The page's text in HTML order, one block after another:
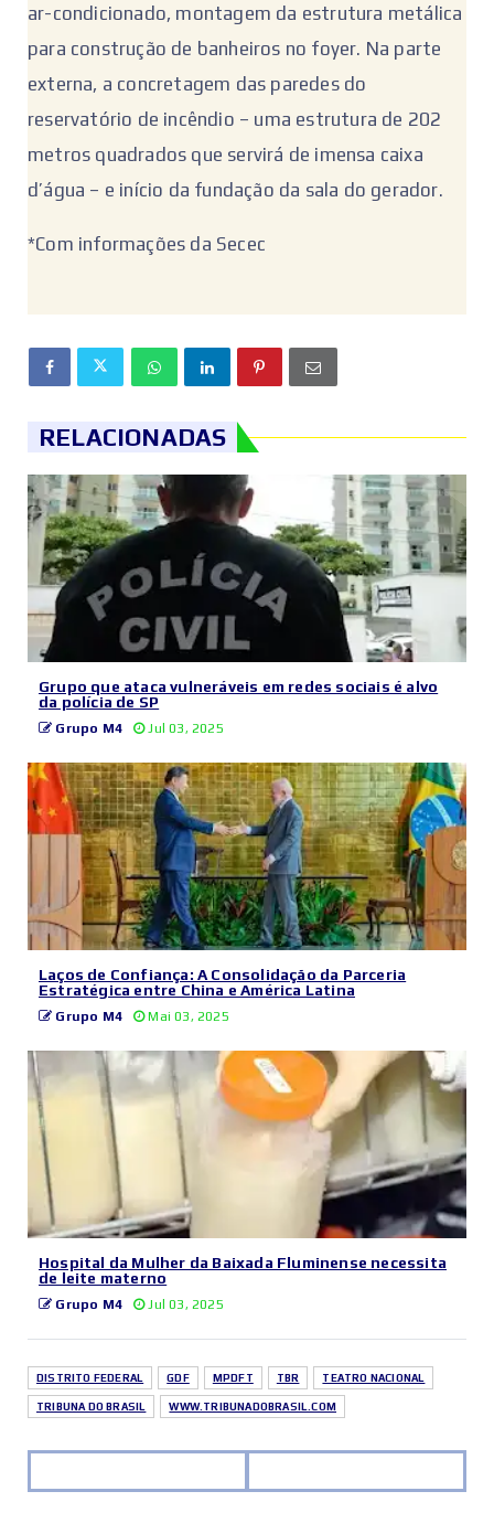
ar-condicionado, montagem da estrutura metálica
para construção de banheiros no foyer. Na parte
externa, a concretagem das paredes do
reservatório de incêndio – uma estrutura de 202
metros quadrados que servirá de imensa caixa
d’água – e início da fundação da sala do gerador.
*Com informações da Secec
RELACIONADAS
Grupo que ataca vulneráveis em redes sociais é alvo
da polícia de SP
Grupo M4 Jul 03, 2025
Laços de Confiança: A Consolidação da Parceria
Estratégica entre China e América Latina
Grupo M4 Mai 03, 2025
Hospital da Mulher da Baixada Fluminense necessita
de leite materno
Grupo M4 Jul 03, 2025
DISTRITO FEDERAL GDF MPDFT TBR TEATRO NACIONAL
TRIBUNA DO BRASIL WWW.TRIBUNADOBRASIL.COM